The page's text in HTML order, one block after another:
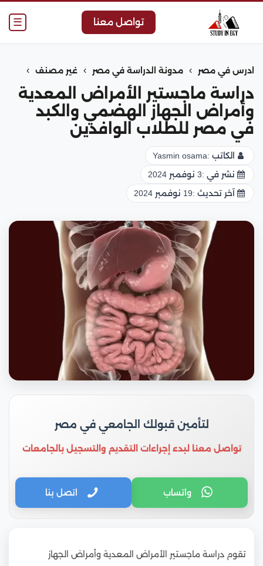
☰ تواصل معنا
ادرس في مصر › مدونة الدراسة في مصر › غير مصنف ›
دراسة ماجستير الأمراض المعدية
وأمراض الجهاز الهضمي والكبد
في مصر للطلاب الوافدين
الكاتب :Yasmin osama
نشر في :3 نوفمبر 2024
آخر تحديث :19 نوفمبر 2024
لتأمين قبولك الجامعي في مصر
تواصل معنا لبدء إجراءات التقديم والتسجيل بالجامعات
واتساب اتصل بنا
تقوم دراسة ماجستير الأمراض المعدية وأمراض الجهاز